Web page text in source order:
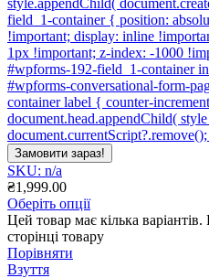
field_1-container { position:
!important; display: inline
1px !important; z-index: -1000
#wpforms-192-field_1-container
#wpforms-conversational-form-
container label { counter-
document.head.appendChild(
Замовити зараз!
SKU: n/a
₴1,999.00
Оберіть опції
Цей товар має кілька
сторінці товару
Порівняти
Взуття